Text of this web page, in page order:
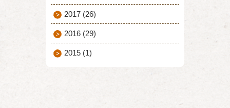
2017 (26)
2016 (29)
2015 (1)